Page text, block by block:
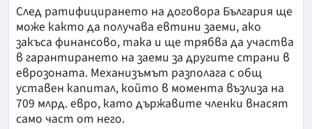
След ратифицирането на договора България ще
може както да получава евтини заеми, ако
закъса финансово, така и ще трябва да участва
в гарантирането на заеми за другите страни в
еврозоната. Механизъмът разполага с общ
уставен капитал, който в момента възлиза на
709 млрд. евро, като държавите членки внасят
само част от него.